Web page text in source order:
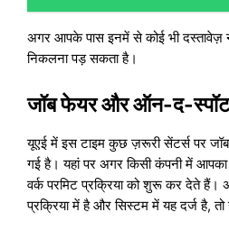
अगर आपके पास इनमें से कोई भी दस्तावेज़
निकलना पड़ सकता है।
जॉब फेयर और ऑन-द-
यूएई में इस टाइम कुछ ज़रूरी सेंटर्स पर
गई है। यहां पर अगर किसी कंपनी में
वर्क परमिट प्रक्रिया को शुरू कर देते हैं।
प्रक्रिया में है और सिस्टम में यह दर्ज है,